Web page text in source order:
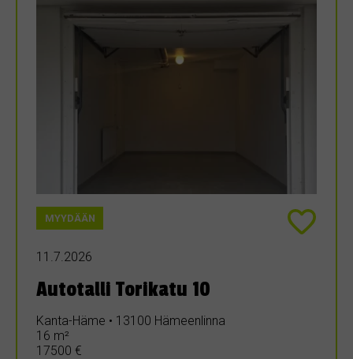
MYYDÄÄN
11.7.2026
Autotalli Torikatu 10
Kanta-Häme • 13100 Hämeenlinna
16 m²
17500 €